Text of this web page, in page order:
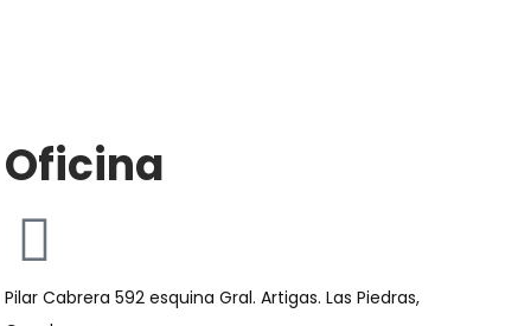
Oficina
Pilar Cabrera 592 esquina Gral. Artigas. Las Piedras,